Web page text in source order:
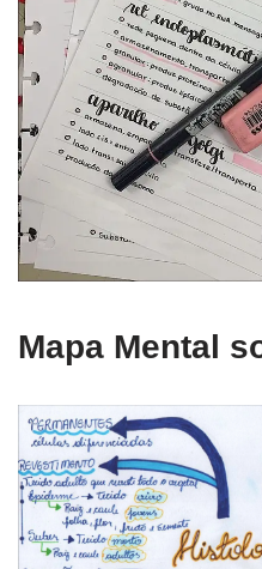
Mapa Mental